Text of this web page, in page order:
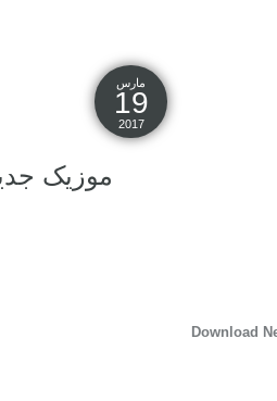
مارس
19
2017
موزیک
Download